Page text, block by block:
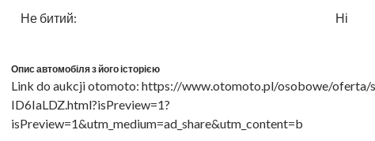
Не битий: Ні
Опис автомобіля з його історією
Link do aukcji otomoto: https://www.otomoto.pl/osobowe/oferta/
ID6IaLDZ.html?isPreview=1?
isPreview=1&utm_medium=ad_share&utm_content=b